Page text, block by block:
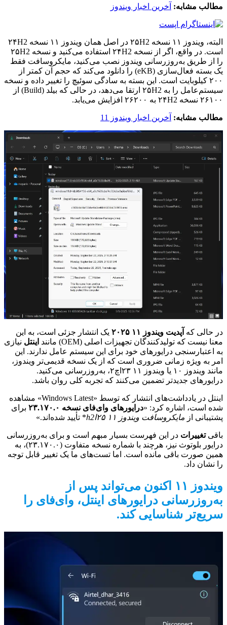
مطالب مشابه: آخرین اخبار ویندوز
البته، ویندوز ۱۱ نسخه ۲۵H2 در اصل همان ویندوز ۱۱ نسخه ۲۴H2
است. در واقع، اگر از نسخه ۲۴H2 استفاده می‌کنید و نسخه ۲۵H2
را از طریق به‌روزرسانی ویندوز نصب می‌کنید، مایکروسافت فقط
یک بسته فعال‌سازی (eKB) را دانلود می‌کند که حجم آن کمتر از
۲۰۰ کیلوبایت است. این بسته به سادگی سوئیچ را تغییر داده و نسخه
سیستم‌عامل را به ۲۵H2 ارتقا می‌دهد، در حالی که بیلد (Build) از
۲۶۱۰۰ نسخه ۲۴H2 به ۲۶۲۰۰ افزایش می‌یابد.
مطالب مشابه: آخرین اخبار ویندوز 11
در حالی که آپدیت ویندوز ۱۱ ۲۰۲۵
یک انتشار جزئی است، به این
معنا نیست که تولیدکنندگان تجهیزات اصلی (OEM) مانند
اینتل نیازی
به اعتبارسنجی درایورهای خود برای این سیستم عامل ندارند. این
امر به ویژه زمانی ضروری است که از یک نسخه قدیمی‌تر ویندوز،
مانند ویندوز ۱۰ یا ویندوز ۱۱ ۲۳اچ۲، به‌روزرسانی می‌کنید.
درایورهای جدیدتر تضمین می‌کنند که تجربه کلی روان باشد.
اینتل در یادداشت‌های انتشار که توسط «Windows Latest» مشاهده
شده است، اشاره کرد: «درایورهای وای‌فای نسخه ۲۳.۱۷۰.۰
برای
پشتیبانی از مایکروسافت ویندوز ۱۱ ۲۵اh2 * تأیید شده‌اند.»
باقیتغییرات در این فهرست بسیار مبهم است و برای به‌روزرسانی
درایور بلوتوث نیز، هرچند با شماره نسخه متفاوت (۲۳.۱۷۰.۰)، به
همین صورت باقی مانده است. اما تست‌های ما یک تغییر قابل توجه
را نشان داد.
ویندوز ۱۱ اکنون می‌تواند پس از
به‌روزرسانی درایورهای اینتل، وای‌فای را
سریع‌تر شناسایی کند.